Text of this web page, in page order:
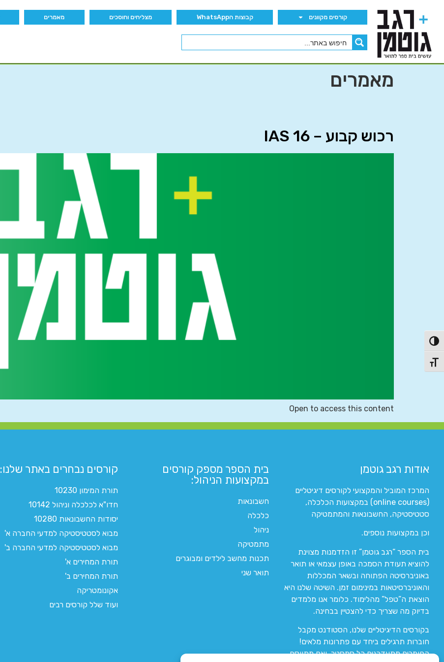
הפעל/כבה ניגודיות גבוהה
מתג גודל גופן
קורסים מקוונים קבוצות הWhatsApp מצליחים וחוסכים מאמרים
מאמרים
רכוש קבוע – IAS 16
Open to access this content
אודות רגב גוטמן
המרכז המוביל והמקצועי לקורסים דיגיטליים
(online courses) במקצועות הכלכלה,
סטטיסטיקה, החשבונאות והמתמטיקה
וכן במקצועות נוספים.
בית הספר “רגב גוטמן” זו הזדמנות מצוינת
להוציא תעודת הסמכה באופן עצמאי או תואר
באוניברסיטה הפתוחה ובשאר המכללות
והאוניברסיטאות במינימום זמן. השיטה שלנו היא
הוצאת ה”טפל” מהלימוד. כלומר אנו מלמדים
בדיוק מה שצריך כדי להצטיין בבחינה.
בקורסים הדיגיטליים שלנו, הסטודנט מקבל
חוברות תרגילים ביחד עם פתרונות מלאים!
החומרים מתעדכנים כל סמסטר, ואם מתווסף
בית הספר מספק קורסים
במקצועות הניהול:
חשבונאות
כלכלה
ניהול
מתמטיקה
תכנות מחשב לילדים ומבוגרים
תואר שני
קורסים נבחרים באתר שלנו:​
תורת המימון 10230
חדו"א לכלכלה וניהול 10142
יסודות החשבונאות 10280
מבוא לסטטיסטיקה למדעי החברה א'
מבוא לסטטיסטיקה למדעי החברה ב'
תורת המחירים א'
תורת המחירים ב'
אקונומטריקה
ועוד שלל קורסים רבים